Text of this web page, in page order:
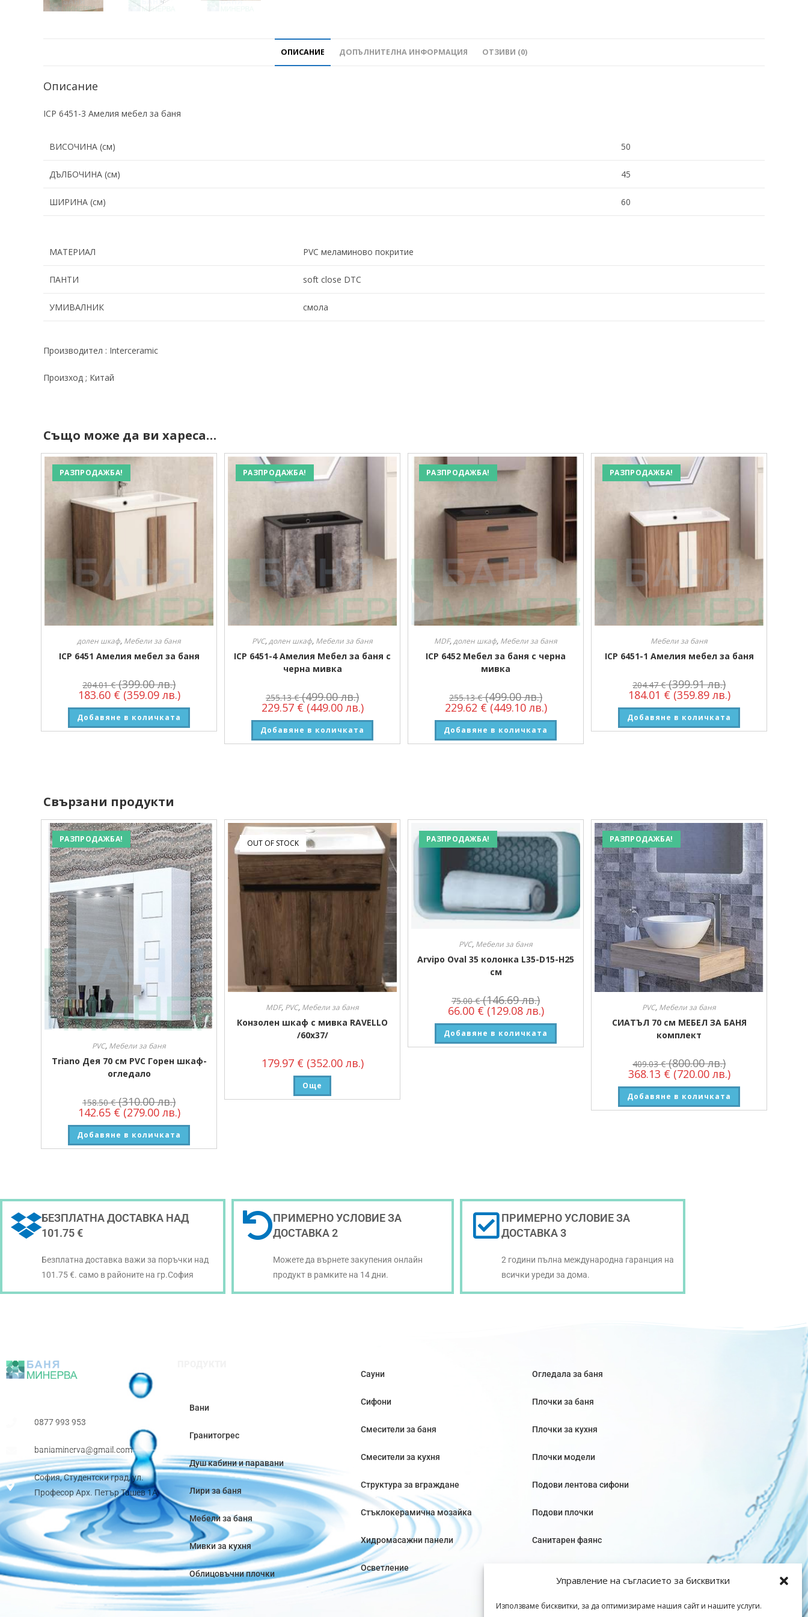
Управление на съгласието за бисквитки
Използваме бисквитки, за да оптимизираме нашия сайт и нашите услуги.
ОПИСАНИЕ ДОПЪЛНИТЕЛНА ИНФОРМАЦИЯ ОТЗИВИ (0)
Описание
ICP 6451-3 Амелия мебел за баня
ВИСОЧИНА (см) 50
ДЪЛБОЧИНА (см) 45
ШИРИНА (см) 60
МАТЕРИАЛ PVC меламиново покритие
ПАНТИ soft close DTC
УМИВАЛНИК смола
Производител : Interceramic
Произход ; Китай
Също може да ви хареса…
РАЗПРОДАЖБА!
долен шкаф, Мебели за баня
ICP 6451 Амелия мебел за баня
204.01€ (399.00 лв.)
183.60 € (359.09 лв.)
Добавяне в количката
РАЗПРОДАЖБА!
PVC,долен шкаф, Мебели за баня
ICP 6451-4 Амелия Мебел за баня с
черна мивка
255.13€ (499.00 лв.)
229.57 € (449.00 лв.)
Добавяне в количката
РАЗПРОДАЖБА!
MDF,долен шкаф, Мебели за баня
ICP 6452 Мебел за баня с черна
мивка
255.13€ (499.00 лв.)
229.62 € (449.10 лв.)
Добавяне в количката
РАЗПРОДАЖБА!
Мебели за баня
ICP 6451-1 Амелия мебел за баня
204.47€ (399.91 лв.)
184.01 € (359.89 лв.)
Добавяне в количката
Свързани продукти
РАЗПРОДАЖБА!
PVC, Мебели за баня
Triano Дея 70 см PVC Горен шкаф-
огледало
158.50€ (310.00 лв.)
142.65 € (279.00 лв.)
Добавяне в количката
OUT OF STOCK
MDF, PVC, Мебели за баня
Конзолен шкаф с мивка RAVELLO
/60х37/
179.97 € (352.00 лв.)
Още
РАЗПРОДАЖБА!
PVC, Мебели за баня
Arvipo Oval 35 колонка L35-D15-H25
см
75.00€ (146.69 лв.)
66.00 € (129.08 лв.)
Добавяне в количката
РАЗПРОДАЖБА!
PVC, Мебели за баня
СИАТЪЛ 70 см МЕБЕЛ ЗА БАНЯ
комплект
409.03€ (800.00 лв.)
368.13 € (720.00 лв.)
Добавяне в количката
БЕЗПЛАТНА ДОСТАВКА НАД
101.75 €
Безплатна доставка важи за поръчки над
101.75 €. само в районите на гр.София
ПРИМЕРНО УСЛОВИЕ ЗА
ДОСТАВКА 2
Можете да върнете закупения онлайн
продукт в рамките на 14 дни.
ПРИМЕРНО УСЛОВИЕ ЗА
ДОСТАВКА 3
2 години пълна международна гаранция на
всички уреди за дома.
0877 993 953
baniaminerva@gmail.com
София, Студентски град, ул.
Професор Арх. Петър Ташев 1А
Вани
Гранитогрес
Душ кабини и паравани
Лири за баня
Мебели за баня
Мивки за кухня
Облицовъчни плочки
Сауни
Сифони
Смесители за баня
Смесители за кухня
Структура за вграждане
Стъклокерамична мозайка
Хидромасажни панели
Осветление
Огледала за баня
Плочки за баня
Плочки за кухня
Плочки модели
Подови лентова сифони
Подови плочки
Санитарен фаянс